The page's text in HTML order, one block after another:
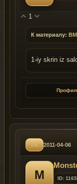
1
К материалу:
1-iy skrin iz
#8 2011-04-06
M ID: